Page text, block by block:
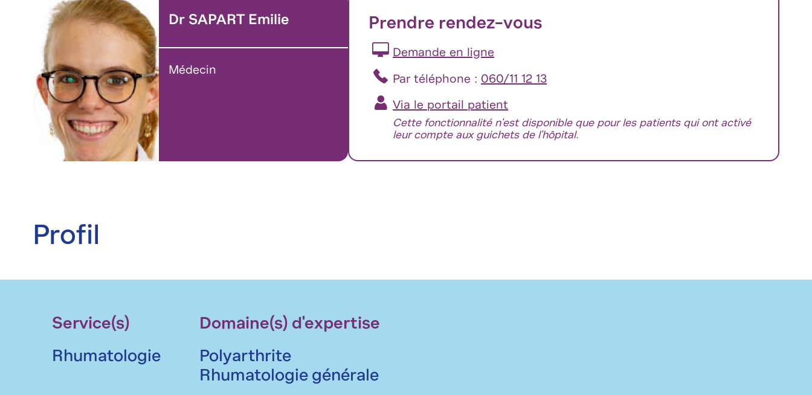
Dr SAPART Emilie
Médecin
Prendre rendez-vous
Demande en ligne
Par téléphone : 060/11 12 13
Via le portail patient
Cette fonctionnalité n'est disponible que pour les patients qui ont activé
leur compte aux guichets de l'hôpital.
Profil
Service(s)
Rhumatologie
Domaine(s) d'expertise
Polyarthrite
Rhumatologie générale